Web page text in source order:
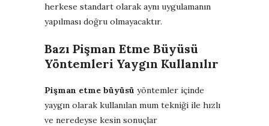
herkese standart olarak aynı uygulamanın
yapılması doğru olmayacaktır.
Bazı Pişman Etme Büyüsü
Yöntemleri Yaygın Kullanılır
Pişman etme büyüsü yöntemler içinde
yaygın olarak kullanılan mum tekniği ile hızlı
ve neredeyse kesin sonuçlar